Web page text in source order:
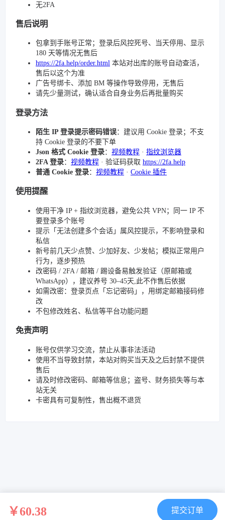
无2FA
售后说明
包拿到手账号正常；登录后风控死号、当天停用、显示
180 天等情况无售后
https://2fa.help/order.html 本站对出库的账号自动查活，
售后以这个为准
广告号绑卡、添加 BM 等操作导致停用，无售后
请先少量测试，确认适合自身业务后再批量购买
登录方法
陌生 IP 登录提示密码错误：建议用 Cookie 登录；不支
持 Cookie 登录的不要下单
Json 格式 Cookie 登录： 视频教程 · 指纹浏览器
2FA 登录： 视频教程 · 验证码获取 https://2fa.help
普通 Cookie 登录： 视频教程 · Cookie 插件
使用提醒
使用干净 IP + 指纹浏览器，避免公共 VPN；同一 IP 不
要登录多个账号
提示「无法创建多个会话」属风控提示，不影响登录和
私信
新号前几天少点赞、少加好友、少发帖；模拟正常用户
行为，逐步预热
改密码 / 2FA / 邮箱 / 踢设备易触发验证（原邮箱或
WhatsApp），建议养号 30–45天,此不作售后依据
如需改密：登录页点「忘记密码」，用绑定邮箱接码修
改
不包修改姓名、私信等平台功能问题
免责声明
账号仅供学习交流，禁止从事非法活动
使用不当导致封禁，本站对购买当天及之后封禁不提供
售后
请及时修改密码、邮箱等信息；盗号、财务损失等与本
站无关
卡密具有可复制性，售出概不退货
￥60.38 提交订单